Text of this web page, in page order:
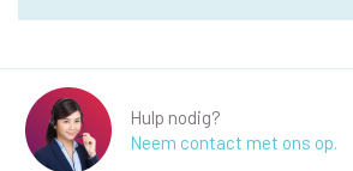
Hulp nodig?
Neem contact met ons op.